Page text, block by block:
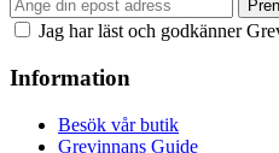
Jag har läst och godkänner
Information
Besök vår butik
Grevinnans Guide